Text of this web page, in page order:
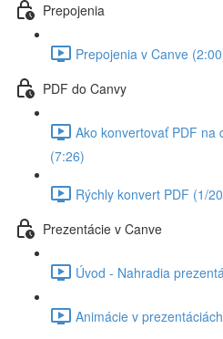
Prepojenia
Prepojenia v Canve
PDF do Canvy
Ako konvertovať PDF na
(7:26)
Rýchly konvert PDF (1/
Prezentácie v Canve
Úvod - Nahradia
Animácie v